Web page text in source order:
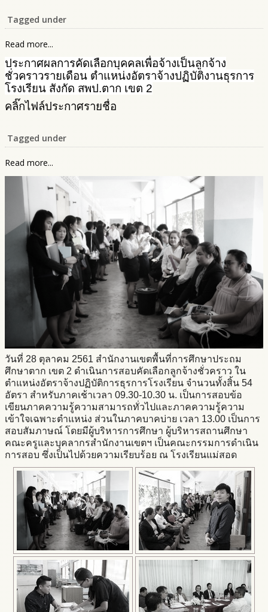
Tagged under
Read more...
ประกาศผลการคัดเลือกบุคคลเพื่อจ้างเป็นลูกจ้าง
ชั่วคราวรายเดือน ตำแหน่งอัตราจ้างปฏิบัติงานธุรการ
โรงเรียน สังกัด สพป.ตาก เขต 2
คลิ๊กไฟล์ประกาศรายชื่อ
Tagged under
Read more...
วันที่ 28 ตุลาคม 2561 สำนักงานเขตพื้นที่การศึกษาประถม
ศึกษาตาก เขต 2 ดำเนินการสอบคัดเลือกลูกจ้างชั่วคราว ใน
ตำแหน่งอัตราจ้างปฏิบัติการธุรการโรงเรียน จำนวนทั้งสิ้น 54
อัตรา สำหรับภาคเช้าเวลา 09.30-10.30 น. เป็นการสอบข้อ
เขียนภาคความรู้ความสามารถทั่วไปและภาคความรู้ความ
เข้าใจเฉพาะตำแหน่ง ส่วนในภาคบาคบ่าย เวลา 13.00 เป็นการ
สอบสัมภาษณ์ โดยมีผู้บริหารการศึกษา ผู้บริหารสถานศึกษา
คณะครูและบุคลากรสำนักงานเขตฯ เป็นคณะกรรมการดำเนิน
การสอบ ซึ่งเป็นไปด้วยความเรียบร้อย ณ โรงเรียนแม่สอด